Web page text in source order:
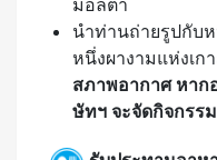
มอลต้า
นำท่านถ่ายรูปกับ
หนึ่งผางามแห่งเก
สภาพอากาศ หาก
ษัทฯ จะจัดกิจกรร